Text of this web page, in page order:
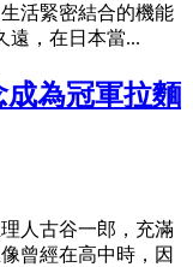
活緊密結合的機能
遠，在日本當...
為冠軍拉麵
人古谷一郎，充滿
曾經在高中時，因